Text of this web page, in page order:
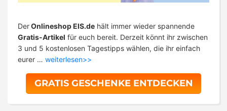
DerOnlineshop EIS.de hält immer wieder spannende
Gratis-Artikel für euch bereit. Derzeit könnt ihr zwischen
3 und 5 kostenlosen Tagestipps wählen, die ihr einfach
eurer … weiterlesen>>
GRATIS GESCHENKE ENTDECKEN